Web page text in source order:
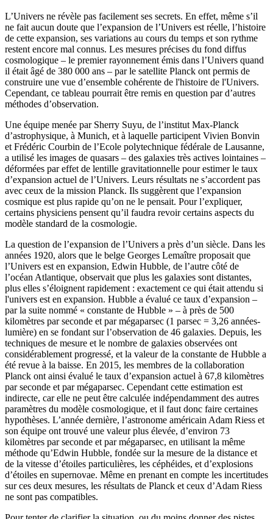
L’Univers ne révèle pas facilement ses secrets. En effet, même s’il
ne fait aucun doute que l’expansion de l’Univers est réelle, l’histoire
de cette expansion, ses variations au cours du temps et son rythme
restent encore mal connus. Les mesures précises du fond diffus
cosmologique – le premier rayonnement émis dans l’Univers quand
il était âgé de 380 000 ans – par le satellite Planck ont permis de
construire une vue d’ensemble cohérente de l'histoire de l'Univers.
Cependant, ce tableau pourrait être remis en question par d’autres
méthodes d’observation.
Une équipe menée par Sherry Suyu, de l’institut Max-Planck
d’astrophysique, à Munich, et à laquelle participent Vivien Bonvin
et Frédéric Courbin de l’Ecole polytechnique fédérale de Lausanne,
a utilisé les images de quasars – des galaxies très actives lointaines –
déformées par effet de lentille gravitationnelle pour estimer le taux
d’expansion actuel de l’Univers. Leurs résultats ne s’accordent pas
avec ceux de la mission Planck. Ils suggèrent que l’expansion
cosmique est plus rapide qu’on ne le pensait. Pour l’expliquer,
certains physiciens pensent qu’il faudra revoir certains aspects du
modèle standard de la cosmologie.
La question de l’expansion de l’Univers a près d’un siècle. Dans les
années 1920, alors que le belge Georges Lemaître proposait que
l’Univers est en expansion, Edwin Hubble, de l’autre côté de
l’océan Atlantique, observait que plus les galaxies sont distantes,
plus elles s’éloignent rapidement : exactement ce qui était attendu si
l'univers est en expansion. Hubble a évalué ce taux d’expansion –
par la suite nommé « constante de Hubble » – à près de 500
kilomètres par seconde et par mégaparsec (1 parsec = 3,26 années-
lumière) en se fondant sur l’observation de 46 galaxies. Depuis, les
techniques de mesure et le nombre de galaxies observées ont
considérablement progressé, et la valeur de la constante de Hubble a
été revue à la baisse. En 2015, les membres de la collaboration
Planck ont ainsi évalué le taux d’expansion actuel à 67,8 kilomètres
par seconde et par mégaparsec. Cependant cette estimation est
indirecte, car elle ne peut être calculée indépendamment des autres
paramètres du modèle cosmologique, et il faut donc faire certaines
hypothèses. L’année dernière, l’astronome américain Adam Riess et
son équipe ont trouvé une valeur plus élevée, d’environ 73
kilomètres par seconde et par mégaparsec, en utilisant la même
méthode qu’Edwin Hubble, fondée sur la mesure de la distance et
de la vitesse d’étoiles particulières, les céphéides, et d’explosions
d’étoiles en supernovae. Même en prenant en compte les incertitudes
sur ces deux mesures, les résultats de Planck et ceux d’Adam Riess
ne sont pas compatibles.